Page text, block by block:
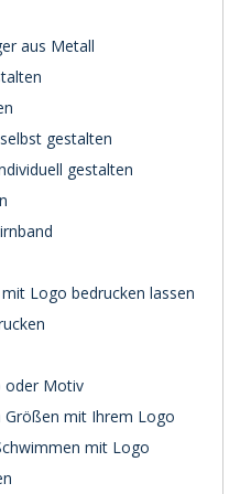
aus Metall
gestalten
gestalten
Logo bedrucken lassen
oder Motiv
Größen mit Ihrem Logo
mit Logo